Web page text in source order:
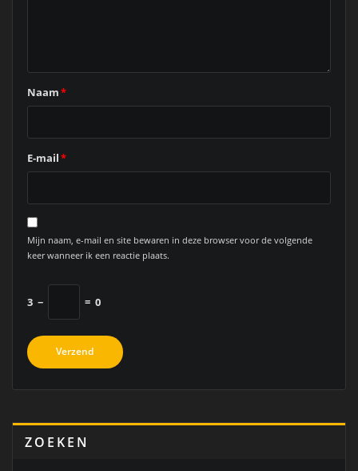
Naam*
E-mail*
Mijn naam, e-mail en site bewaren in deze browser voor de volgende
keer wanneer ik een reactie plaats.
3 − = 0
ZOEKEN